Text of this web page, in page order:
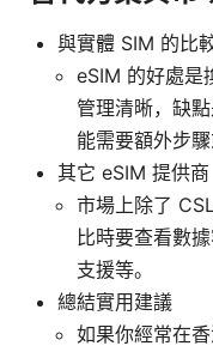
與實體 SIM 的比
eSIM 的好處是
管理清晰，缺
能需要額外步驟
其它 eSIM 提供商
市場上除了
比時要查看數
支援等。
總結實用建議
如果你經常在